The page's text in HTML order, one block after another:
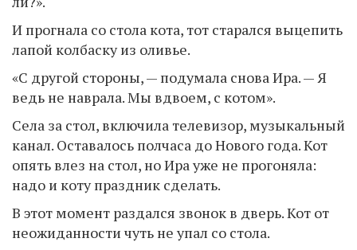
И прогнала со стола кота, тот старался выцепить
лапой колбаску из оливье.
«С другой стороны, — подумала снова Ира. — Я
ведь не наврала. Мы вдвоем, с котом».
Села за стол, включила телевизор, музыкальный
канал. Оставалось полчаса до Нового года. Кот
опять влез на стол, но Ира уже не прогоняла:
надо и коту праздник сделать.
В этот момент раздался звонок в дверь. Кот от
неожиданности чуть не упал со стола.